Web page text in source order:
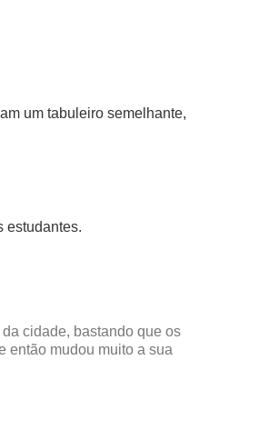
um tabuleiro semelhante,
estudantes.
cidade, bastando que os
então mudou muito a sua